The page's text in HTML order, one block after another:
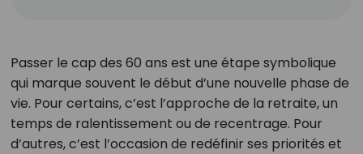
Passer le cap des 60 ans est une étape symbolique
qui marque souvent le début d’une nouvelle phase de
vie. Pour certains, c’est l’approche de la retraite, un
temps de ralentissement ou de recentrage. Pour
d’autres, c’est l’occasion de redéfinir ses priorités et